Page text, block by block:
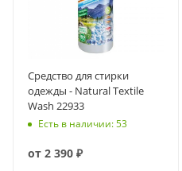
Средство для стирки
одежды - Natural Textile
Wash 22933
Есть в наличии: 53
от 2 390 ₽